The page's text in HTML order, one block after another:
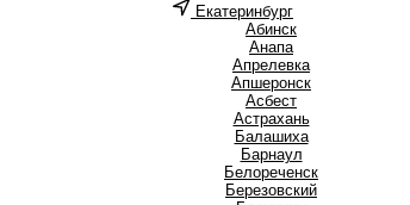
Екатеринбург
Абинск
Анапа
Апрелевка
Апшеронск
Асбест
Астрахань
Балашиха
Барнаул
Белореченск
Березовский